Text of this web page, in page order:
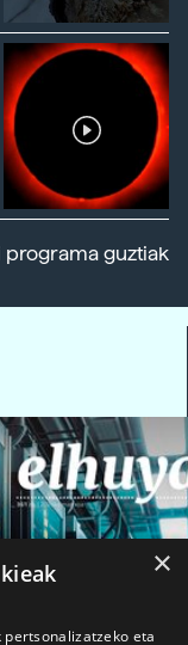
programa guztiak
×
eta